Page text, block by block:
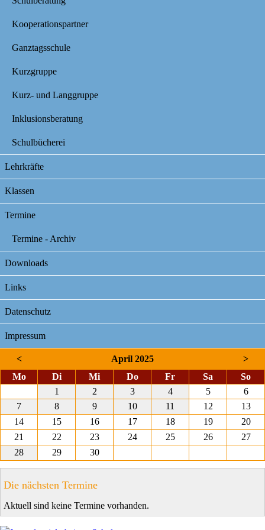
Kooperationspartner
Ganztagsschule
Kurzgruppe
Kurz- und Langgruppe
Inklusionsberatung
Schulbücherei
Lehrkräfte
Klassen
Termine
Termine - Archiv
Downloads
Links
Datenschutz
Impressum
< April 2025
>
Montag Dienstag Mittwoch Donnerstag
Freitag Sa So
1
2 3 4 5
6
7
8 9 10 11 12
13
14
15 16 17 18 19
20
21
22 23 24 25 26
27
28
29 30
Die nächsten Termine
Aktuell sind keine Termine vorhanden.